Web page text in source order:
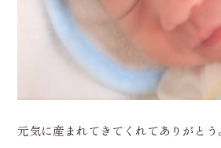
元気に産まれてきてくれてありがとう